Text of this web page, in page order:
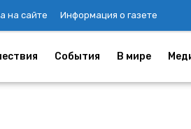
на сайте Информация о газете
События В мире